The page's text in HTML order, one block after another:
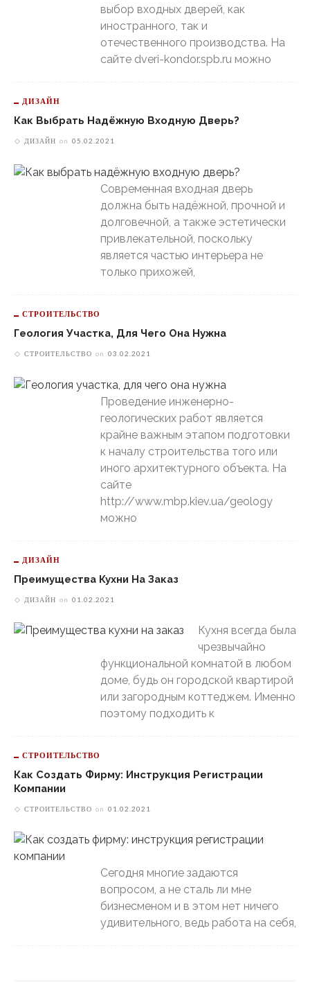
выбор входных дверей, как
иностранного, так и
отечественного производства. На
сайте dveri-kondor.spb.ru можно
ДИЗАЙН
Как Выбрать Надёжную Входную Дверь?
ДИЗАЙН on 05.02.2021
Современная входная дверь
должна быть надёжной, прочной и
долговечной, а также эстетически
привлекательной, поскольку
является частью интерьера не
только прихожей,
СТРОИТЕЛЬСТВО
Геология Участка, Для Чего Она Нужна
СТРОИТЕЛЬСТВО on 03.02.2021
Проведение инженерно-
геологических работ является
крайне важным этапом подготовки
к началу строительства того или
иного архитектурного объекта. На
сайте
http://www.mbp.kiev.ua/geology
можно
ДИЗАЙН
Преимущества Кухни На Заказ
ДИЗАЙН on 01.02.2021
Кухня всегда была
чрезвычайно
функциональной комнатой в любом
доме, будь он городской квартирой
или загородным коттеджем. Именно
поэтому подходить к
СТРОИТЕЛЬСТВО
Как Создать Фирму: Инструкция Регистрации
Компании
СТРОИТЕЛЬСТВО on 01.02.2021
Сегодня многие задаются
вопросом, а не сталь ли мне
бизнесменом и в этом нет ничего
удивительного, ведь работа на себя,